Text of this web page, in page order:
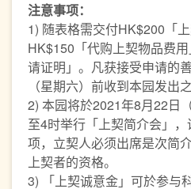
注意事项：
1) 随表格需交付HK$200「
HK$150「代购上契物品费
请证明」。凡获接受申请的
（星期六）前收到本园发出
2) 本园将於2021年8月22日
至4时举行「上契简介会」
项，立契人必须出席是次简
上契者的资格。
3) 「上契诚意金」可於参与